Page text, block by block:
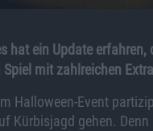
hat ein Update
mit zahlreichen
Halloween-Event
Kürbisjagd gehen.